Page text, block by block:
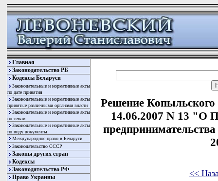
Главная
Законодательство РБ
Кодексы Беларуси
Законодательные и нормативные акты
по дате принятия
Законодательные и нормативные акты
принятые различными органами власти
Законодательные и нормативные акты
по темам
Законодательные и нормативные акты
по виду документы
Международное право в Беларуси
Законодательство СССР
Законы других стран
Кодексы
Законодательство РФ
Право Украины
Решение Копыльского
14.06.2007 N 13 "О
<<